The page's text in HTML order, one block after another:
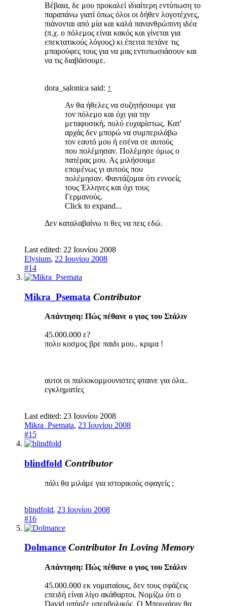
Βέβαια, δε μου προκαλεί ιδιαίτερη εντύπωση το
παραπάνω γιατί όπως όλοι οι δήθεν λογοτέχνες,
πιάνονται από μία και καλά πανανθρώπινη ιδέα
(π.χ. ο πόλεμος είναι κακός και γίνεται για
επεκτατικούς λόγους) κι έπειτα πετάνε τις
μπαρούφες τους για να μας εντυπωσιάσουν και
να τις διαβάσουμε.
dora_salonica said: ↑
Αν θα ήθελες να συζητήσουμε για
τον πόλεμο και όχι για την
μεταφυσική, πολύ ευχαρίστως. Κατ'
αρχάς δεν μπορώ να συμπεριλάβω
τον εαυτό μου ή εσένα σε αυτούς
που πολέμησαν. Πολέμησε όμως ο
πατέρας μου. Ας μιλήσουμε
επομένως γι αυτούς που
πολέμησαν. Φαντάζομαι ότι εννοείς
τους Έλληνες και όχι τους
Γερμανούς.
Click to expand...
Δεν καταλαβαίνω τι θες να πεις εδώ.
Last edited: 22 Ιουνίου 2008
Elysium, 22 Ιουνίου 2008
#14
Mikra_Psemata Contributor
Απάντηση: Πώς πέθανε ο γιος του Στάλιν
45.000.000 ε?
πολυ κοσμος βρε παιδι μου.. κριμα !
αυτοι οι παλιοκομμουνιστες φταινε για όλα..
εγκληματίες
Last edited: 23 Ιουνίου 2008
Mikra_Psemata, 23 Ιουνίου 2008
#15
blindfold Contributor
πάλι θα μιλάμε για ιστορικούς σφαγείς ;
blindfold, 23 Ιουνίου 2008
#16
Dolmance Contributor In Loving Memory
Απάντηση: Πώς πέθανε ο γιος του Στάλιν
45.000.000 εκ νοματαίους, δεν τους σφάζεις
επειδή είναι λίγο ακάθαρτοι. Νομίζω ότι ο
David υπήρξε υπερβολικός. Ο Μπουχάριν θα